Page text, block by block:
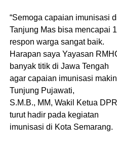
“Semoga capaian imunisasi
Tanjung Mas bisa mencapai
respon warga sangat baik.
Harapan saya Yayasan
banyak titik di Jawa Tengah
agar capaian imunisasi
Tunjung Pujawati,
S.M.B., MM, Wakil Ketua
turut hadir pada kegiatan
imunisasi di Kota Semarang.